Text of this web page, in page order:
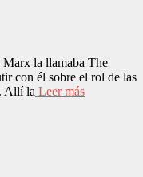
la llamaba The
con él sobre el rol de las
Allí la Leer más